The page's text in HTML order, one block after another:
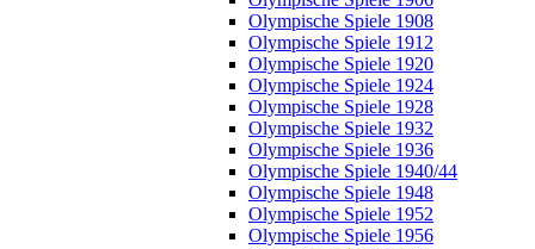
Olympische Spiele 1908
Olympische Spiele 1912
Olympische Spiele 1920
Olympische Spiele 1924
Olympische Spiele 1928
Olympische Spiele 1932
Olympische Spiele 1936
Olympische Spiele 1940/44
Olympische Spiele 1948
Olympische Spiele 1952
Olympische Spiele 1956